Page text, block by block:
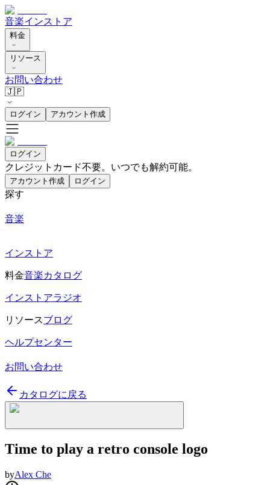
音楽インストア
料金
リソース
お問い合わせ
🇯🇵
ログイン アカウント作成
ログイン
クレジットカード不要。いつでも解約可能。
アカウント作成 ログイン
探す
音楽
インストア
料金音楽カタログ
インストアラジオ
リソースブログ
ヘルプセンター
お問い合わせ
カタログに戻る
Time to play a retro console logo
byAlex Che